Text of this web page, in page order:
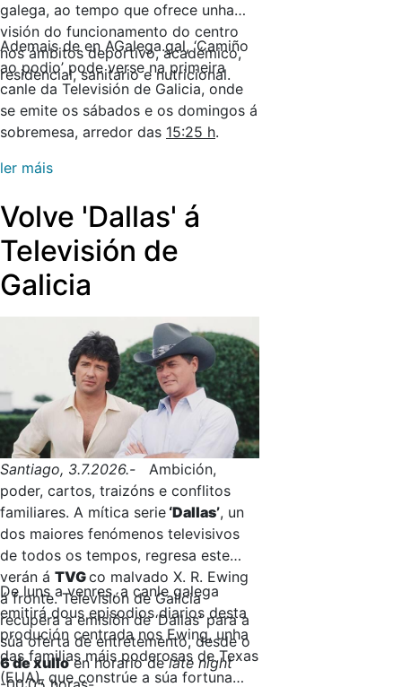
galega, ao tempo que ofrece unha
visión do funcionamento do centro
nos ámbitos deportivo, académico,
residencial, sanitario e nutricional.
Ademais de en AGalega.gal, ‘Camiño
ao podio’ pode verse na primeira
canle da Televisión de Galicia, onde
se emite os sábados e os domingos á
sobremesa, arredor das 15:25 h.
ler máis
Volve 'Dallas' á
Televisión de
Galicia
Santiago, 3.7.2026.-
Ambición,
poder, cartos, traizóns e conflitos
familiares. A mítica serie ‘Dallas’, un
dos maiores fenómenos televisivos
de todos os tempos, regresa este
verán á TVGco malvado X. R. Ewing
á fronte. Televisión de Galicia
recupera a emisión de ‘Dallas’ para a
súa oferta de entretemento, desde o
6 de xulloen horario delate night
De luns a venres, a canle galega
emitirá dous episodios diarios desta
produción centrada nos Ewing, unha
das familias máis poderosas de Texas
(EUA), que constrúe a súa fortuna